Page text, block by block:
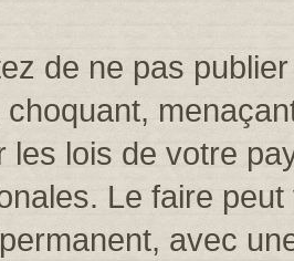
de ne pas
choquant,
les lois de votre
Le faire
avec